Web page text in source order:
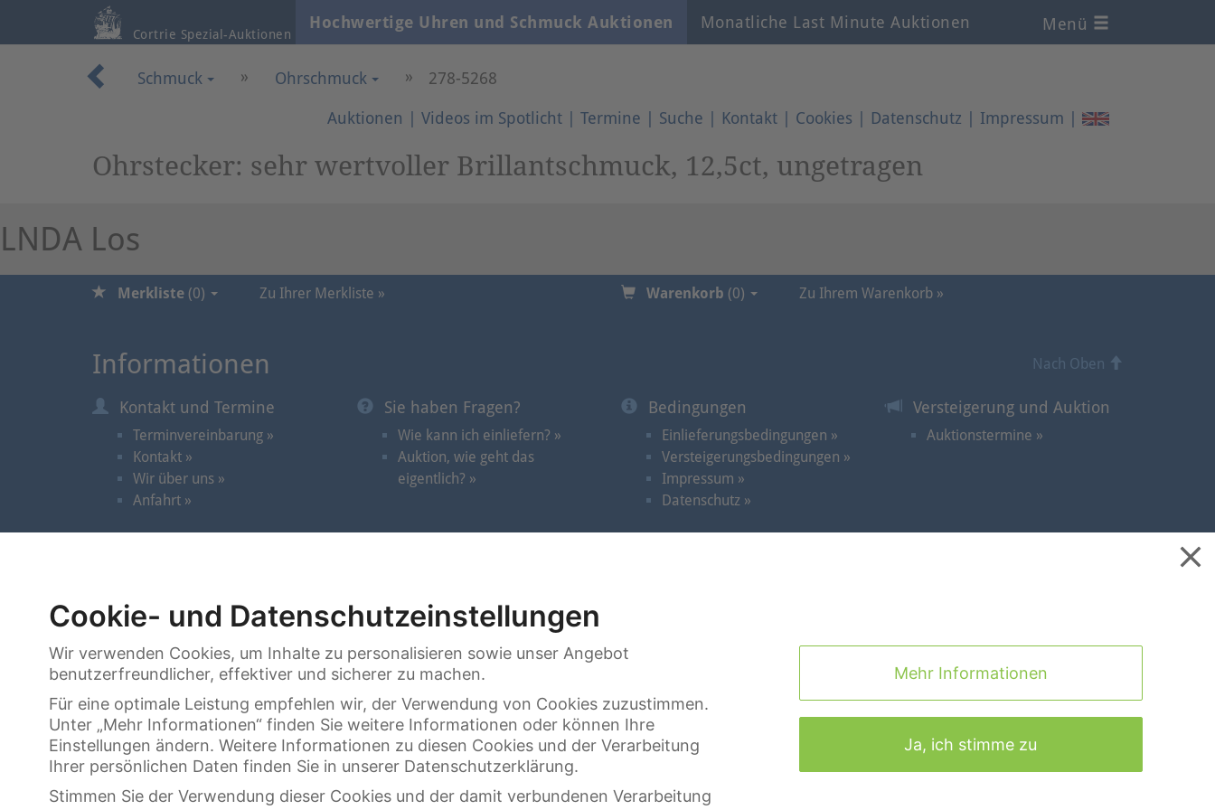
Cortrie Spezial-Auktionen
Hochwertige Uhren und Schmuck Auktionen Monatliche Last Minute Auktionen Menü
Schmuck » Ohrschmuck » 278-5268
Auktionen | Videos im Spotlicht | Termine | Suche | Kontakt | Cookies | Datenschutz | Impressum |
Ohrstecker: sehr wertvoller Brillantschmuck, 12,5ct, ungetragen
LNDA Los
Merkliste (0) Zu Ihrer Merkliste » Warenkorb (0) Zu Ihrem Warenkorb »
Informationen Nach Oben
Kontakt und Termine
Terminvereinbarung »
Kontakt »
Wir über uns »
Anfahrt »
Sie haben Fragen?
Wie kann ich einliefern? »
Auktion, wie geht das
eigentlich? »
Bedingungen
Einlieferungsbedingungen »
Versteigerungsbedingungen »
Impressum »
Datenschutz »
Versteigerung und Auktion
Auktionstermine »
Uhren » Schmuck »
Nach Oben
Cookie- und Datenschutzeinstellungen
Wir verwenden Cookies, um Inhalte zu personalisieren sowie unser Angebot
benutzerfreundlicher, effektiver und sicherer zu machen.
Für eine optimale Leistung empfehlen wir, der Verwendung von Cookies zuzustimmen.
Unter „Mehr Informationen“ finden Sie weitere Informationen oder können Ihre
Einstellungen ändern. Weitere Informationen zu diesen Cookies und der Verarbeitung
Ihrer persönlichen Daten finden Sie in unserer Datenschutzerklärung.
Stimmen Sie der Verwendung dieser Cookies und der damit verbundenen Verarbeitung
Mehr Informationen
Ja, ich stimme zu